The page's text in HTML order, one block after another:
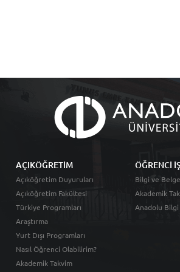
AÇIKÖĞRETİM
Açıköğretim Duyuruları
Açıköğretim Fakültesi
Türkiye Programları
Araştırma
Yurt Dışı Programları
Nasıl Öğrenci Olabilirim?
Akademik Takvim
ÖĞRENCİ
Bilgi ve
Akademik
Anadolu